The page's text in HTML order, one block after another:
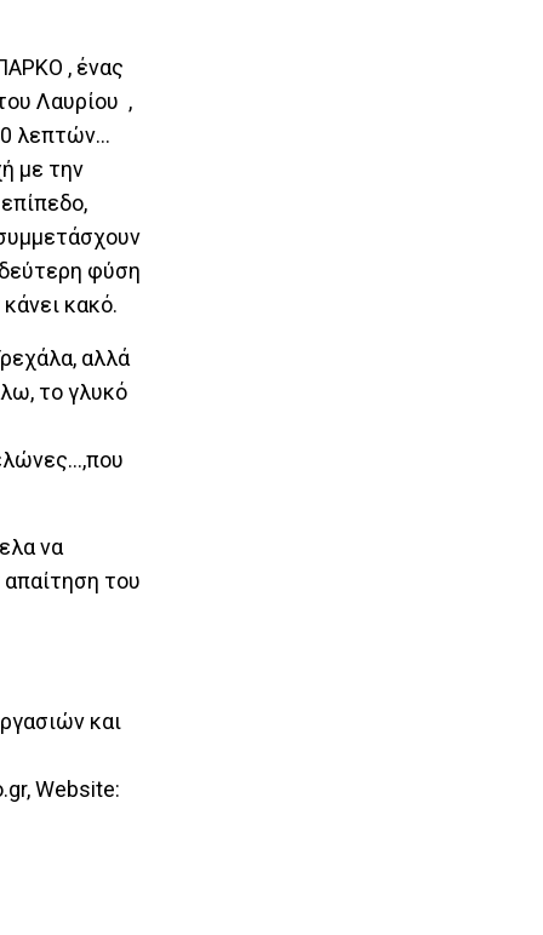
, ένας
Λαυρίου ,
λεπτών…
με την
φύση
κακό.
αλλά
το γλυκό
να
του
και
, Website: